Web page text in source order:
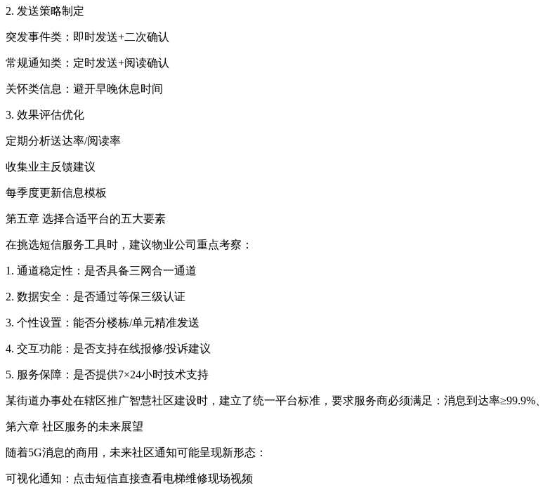
2. 发送策略制定
突发事件类：即时发送+二次确认
常规通知类：定时发送+阅读确认
关怀类信息：避开早晚休息时间
3. 效果评估优化
定期分析送达率/阅读率
收集业主反馈建议
每季度更新信息模板
第五章 选择合适平台的五大要素
在挑选短信服务工具时，建议物业公司重点考察：
1. 通道稳定性：是否具备三网合一通道
2. 数据安全：是否通过等保三级认证
3. 个性设置：能否分楼栋/单元精准发送
4. 交互功能：是否支持在线报修/投诉建议
5. 服务保障：是否提供7×24小时技术支持
某街道办事处在辖区推广智慧社区建设时，建立了统一平台标准，要求服务商必须满足：消息到达率≥99.9%
第六章 社区服务的未来展望
随着5G消息的商用，未来社区通知可能呈现新形态：
可视化通知：点击短信直接查看电梯维修现场视频